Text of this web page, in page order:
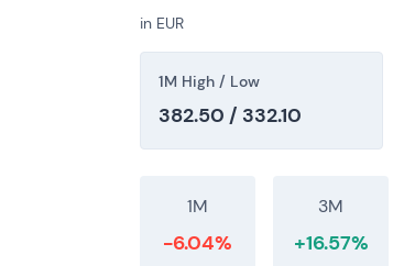
### 11. Juli 2026 — Aktueller
bei 362,10 €. - Einordnung: Der
aufeinanderfolgenden
Margenausweitung und einer
in EUR
1M High / Low
382.50 / 332.10
1M
-6.04%
3M
+16.57%